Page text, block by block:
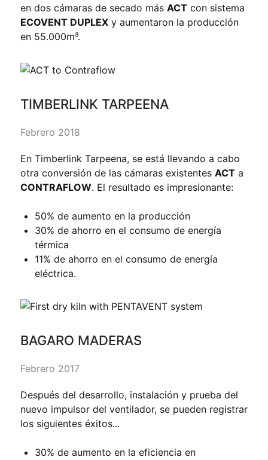
en dos cámaras de secado más ACT con sistema
ECOVENT DUPLEX y aumentaron la producción
en 55.000m³.
TIMBERLINK TARPEENA
Febrero 2018
En Timberlink Tarpeena, se está llevando a cabo
otra conversión de las cámaras existentes ACT a
CONTRAFLOW. El resultado es impresionante:
50% de aumento en la producción
30% de ahorro en el consumo de energía
térmica
11% de ahorro en el consumo de energía
eléctrica.
BAGARO MADERAS
Febrero 2017
Después del desarrollo, instalación y prueba del
nuevo impulsor del ventilador, se pueden registrar
los siguientes éxitos...
30% de aumento en la eficiencia en